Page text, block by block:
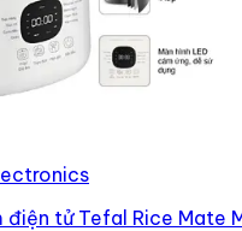
điện tử Tefal Rice Mate